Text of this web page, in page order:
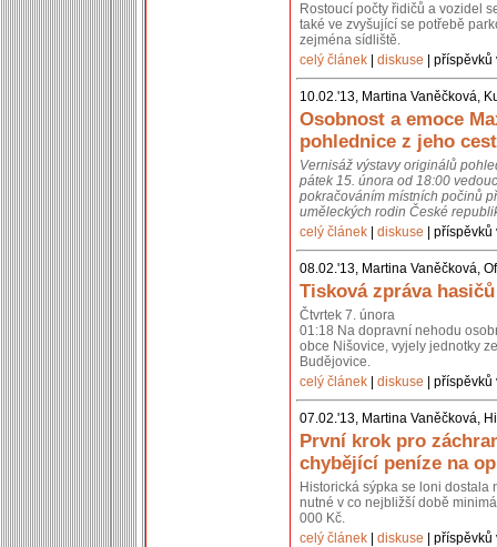
Rostoucí počty řidičů a vozidel
také ve zvyšující se potřebě
zejména sídliště.
celý článek
diskuse |
10.02.'13, Martina Vaněčková,
Osobnost a emoce
pohlednice z jeho cest
Vernisáž výstavy originálů
pátek 15. února od 18:00
pokračováním místních počinů
uměleckých rodin České
celý článek
diskuse |
08.02.'13, Martina Vaněčková,
Tisková zpráva
Čtvrtek 7. února
01:18 Na dopravní nehodu
obce Nišovice, vyjely jednotky
Budějovice.
celý článek
diskuse |
07.02.'13, Martina Vaněčková,
První krok pro
chybějící peníze na
Historická sýpka se loni
nutné v co nejbližší době
000 Kč.
celý článek
diskuse |